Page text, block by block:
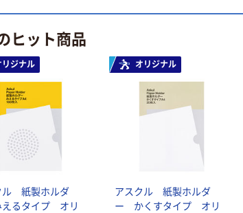
ヒット商品
リジナル
ル 紙製ホルダ
るタイプ オリ
オリジナル
アスクル 紙製ホルダ
ー かくすタイプ オリ
スズラン 酒精綿
指定医薬部外品
￥140~
ーター ペットボ
トル
パー ボックス
モカ 200組 5個
アスクル オリジ
ナルティッシュ
PEFC認証
￥428~
【アスクル限定】
ト ニトリルグ
ローブ ブル
￥698~ （税込）